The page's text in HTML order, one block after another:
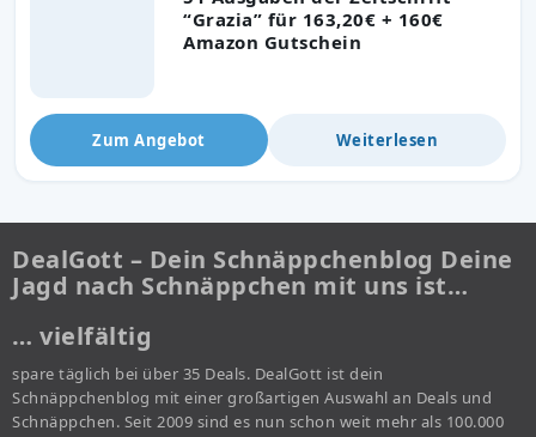
“Grazia” für 163,20€ + 160€
Amazon Gutschein
Zum Angebot Weiterlesen
DealGott – Dein Schnäppchenblog Deine
Jagd nach Schnäppchen mit uns ist…
… vielfältig
spare täglich bei über 35 Deals. DealGott ist dein
Schnäppchenblog mit einer großartigen Auswahl an Deals und
Schnäppchen. Seit 2009 sind es nun schon weit mehr als 100.000